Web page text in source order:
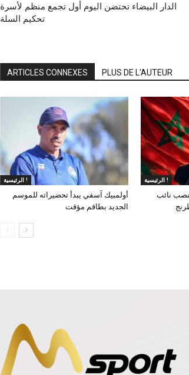
الدار البيضاء تحتضن اليوم أول تجمع منظم لأسرة
تحكيم السلة
ARTICLES CONNEXES PLUS DE L'AUTEUR
الرئيسية !
أولمبيك آسفي يبدأ تحضيراته للموسم
الجديد بطاقم مؤقت
الرئيسية !
نائب